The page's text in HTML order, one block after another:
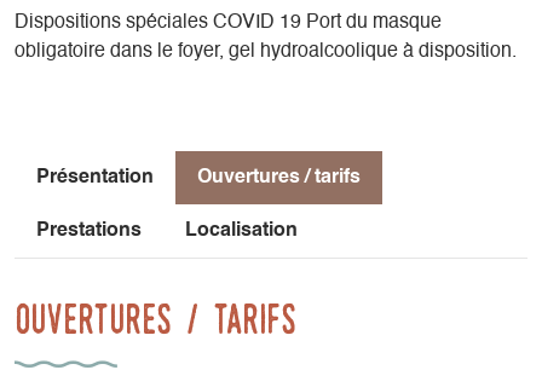
Dispositions spéciales COVID 19 Port du masque
obligatoire dans le foyer, gel hydroalcoolique à disposition.
Présentation Ouvertures / tarifs
Prestations Localisation
Ouvertures / tarifs